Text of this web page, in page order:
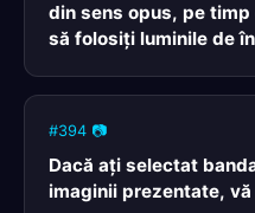
din sens opus, pe
să folosiți luminile de
#394 📷
Dacă aţi selectat
imaginii prezentate,